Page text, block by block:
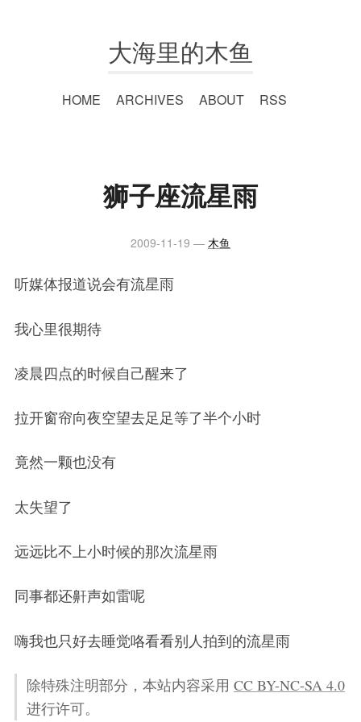
大海里的木鱼
HOME ARCHIVES ABOUT RSS
狮子座流星雨
2009-11-19 木鱼
听媒体报道说会有流星雨
我心里很期待
凌晨四点的时候自己醒来了
拉开窗帘向夜空望去足足等了半个小时
竟然一颗也没有
太失望了
远远比不上小时候的那次流星雨
同事都还鼾声如雷呢
嗨我也只好去睡觉咯看看别人拍到的流星雨
除特殊注明部分，本站内容采用 CC BY-NC-SA 4.0
进行许可。